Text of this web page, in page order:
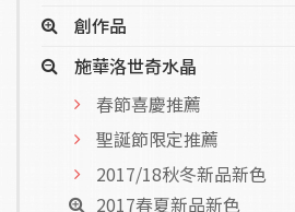
創作品
施華洛世奇水晶
春節喜慶推薦
聖誕節限定推薦
2017/18秋冬新品新色
2017春夏新品新色